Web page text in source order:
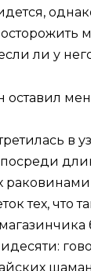
ли у
оставил
в
тех, что